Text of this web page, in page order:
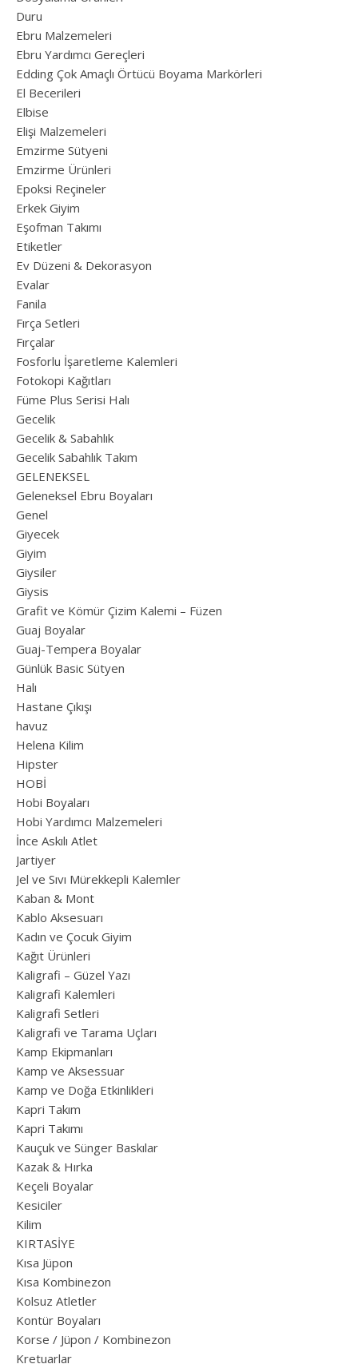
Duru
Ebru Malzemeleri
Ebru Yardımcı Gereçleri
Edding Çok Amaçlı Örtücü Boyama Markörleri
El Becerileri
Elbise
Elişi Malzemeleri
Emzirme Sütyeni
Emzirme Ürünleri
Epoksi Reçineler
Erkek Giyim
Eşofman Takımı
Etiketler
Ev Düzeni & Dekorasyon
Evalar
Fanila
Fırça Setleri
Fırçalar
Fosforlu İşaretleme Kalemleri
Fotokopi Kağıtları
Füme Plus Serisi Halı
Gecelik
Gecelik & Sabahlık
Gecelik Sabahlık Takım
GELENEKSEL
Geleneksel Ebru Boyaları
Genel
Giyecek
Giyim
Giysiler
Giysis
Grafit ve Kömür Çizim Kalemi – Füzen
Guaj Boyalar
Guaj-Tempera Boyalar
Günlük Basic Sütyen
Halı
Hastane Çıkışı
havuz
Helena Kilim
Hipster
HOBİ
Hobi Boyaları
Hobi Yardımcı Malzemeleri
İnce Askılı Atlet
Jartiyer
Jel ve Sıvı Mürekkepli Kalemler
Kaban & Mont
Kablo Aksesuarı
Kadın ve Çocuk Giyim
Kağıt Ürünleri
Kaligrafi – Güzel Yazı
Kaligrafi Kalemleri
Kaligrafi Setleri
Kaligrafi ve Tarama Uçları
Kamp Ekipmanları
Kamp ve Aksessuar
Kamp ve Doğa Etkinlikleri
Kapri Takım
Kapri Takımı
Kauçuk ve Sünger Baskılar
Kazak & Hırka
Keçeli Boyalar
Kesiciler
Kilim
KIRTASİYE
Kısa Jüpon
Kısa Kombinezon
Kolsuz Atletler
Kontür Boyaları
Korse / Jüpon / Kombinezon
Kretuarlar